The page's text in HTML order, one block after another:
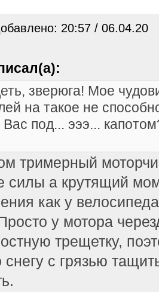
20:57 / 06.04.20
зверюга! Мое
на такое не
под... эээ...
тримерный
силы а крутящий
как у
у мотора
трещетку,
снегу с грязью